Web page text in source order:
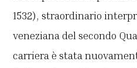
1532), straordinario
veneziana del secondo
carriera è stata